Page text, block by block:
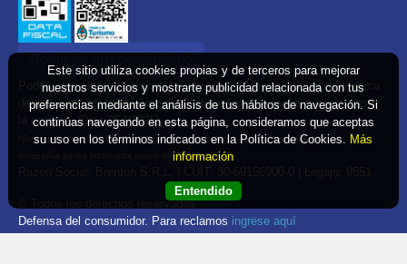
Podés cancelar tus compras* realizadas de forma online o telefonica
dentro de un plazo máximo de 10 días desde la fecha que realizaste
la compra. (Disp.954/2025)
*Según decreto 809/2024 las tarifas aéreas se rigen por política tarifaria de la
compañía aérea informada antes de la contratación
© Todos los derechos reservados
Defensa del consumidor. Para reclamos ingrese aquí
Este sitio utiliza cookies propias y de terceros para mejorar
nuestros servicios y mostrarte publicidad relacionada con tus
preferencias mediante el análisis de tus hábitos de navegación. Si
continúas navegando en esta página, consideramos que aceptas
su uso en los términos indicados en la Política de Cookies. Más
información
Entendido